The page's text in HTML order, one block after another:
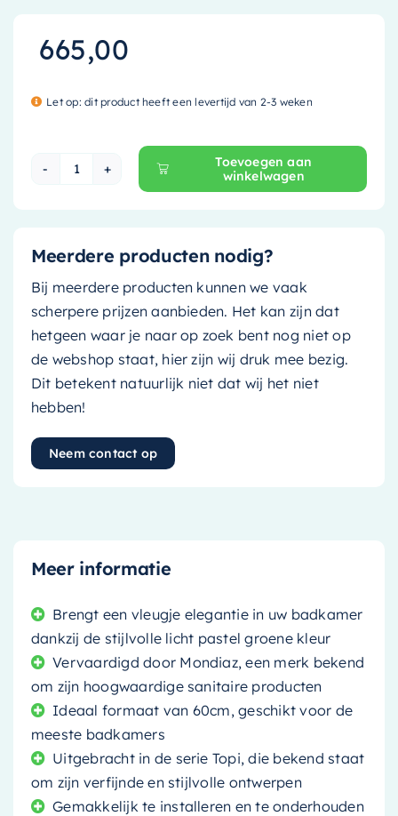
665,00
Let op: dit product heeft een levertijd van 2-3 weken
Mondiaz Waskom Topi - 60cm - greey (licht
Toevoegen aan
winkelwagen
Meerdere producten nodig?
Bij meerdere producten kunnen we vaak
scherpere prijzen aanbieden. Het kan zijn dat
hetgeen waar je naar op zoek bent nog niet op
de webshop staat, hier zijn wij druk mee bezig.
Dit betekent natuurlijk niet dat wij het niet
hebben!
Neem contact op
Meer informatie
Brengt een vleugje elegantie in uw badkamer
dankzij de stijlvolle licht pastel groene kleur
Vervaardigd door Mondiaz, een merk bekend
om zijn hoogwaardige sanitaire producten
Ideaal formaat van 60cm, geschikt voor de
meeste badkamers
Uitgebracht in de serie Topi, die bekend staat
om zijn verfijnde en stijlvolle ontwerpen
Gemakkelijk te installeren en te onderhouden